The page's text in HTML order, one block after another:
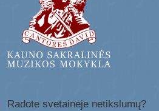
Radote svetainėje netikslumų?